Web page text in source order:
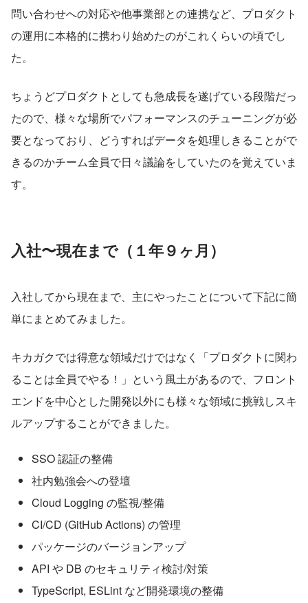
問い合わせへの対応や他事業部との連携など、プロダクト
の運用に本格的に携わり始めたのがこれくらいの頃でし
た。
ちょうどプロダクトとしても急成長を遂げている段階だっ
たので、様々な場所でパフォーマンスのチューニングが必
要となっており、どうすればデータを処理しきることがで
きるのかチーム全員で日々議論をしていたのを覚えていま
す。
入社〜現在まで（１年９ヶ月）
入社してから現在まで、主にやったことについて下記に簡
単にまとめてみました。
キカガクでは得意な領域だけではなく「プロダクトに関わ
ることは全員でやる！」という風土があるので、フロント
エンドを中心とした開発以外にも様々な領域に挑戦しスキ
ルアップすることができました。
SSO 認証の整備
社内勉強会への登壇
Cloud Logging の監視/整備
CI/CD (GitHub Actions) の管理
パッケージのバージョンアップ
API や DB のセキュリティ検討/対策
TypeScript, ESLint など開発環境の整備